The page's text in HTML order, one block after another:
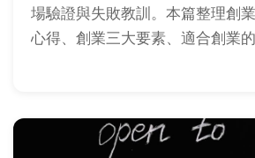
場驗證與失敗教訓。本篇整理創
心得、創業三大要素、適合創業